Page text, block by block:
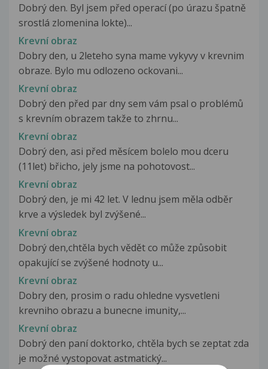
Dobrý den. Byl jsem před operací (po úrazu špatně
srostlá zlomenina lokte)...
Krevní obraz
Dobry den, u 2leteho syna mame vykyvy v krevnim
obraze. Bylo mu odlozeno ockovani...
Krevní obraz
Dobrý den před par dny sem vám psal o problémů
s krevním obrazem takže to zhrnu...
Krevní obraz
Dobrý den, asi před měsícem bolelo mou dceru
(11let) břicho, jely jsme na pohotovost...
Krevní obraz
Dobrý den, je mi 42 let. V lednu jsem měla odběr
krve a výsledek byl zvýšené...
Krevní obraz
Dobrý den,chtěla bych vědět co může způsobit
opakující se zvýšené hodnoty u...
Krevní obraz
Dobry den, prosim o radu ohledne vysvetleni
krevniho obrazu a bunecne imunity,...
Krevní obraz
Dobrý den paní doktorko, chtěla bych se zeptat zda
je možné vystopovat astmatický...